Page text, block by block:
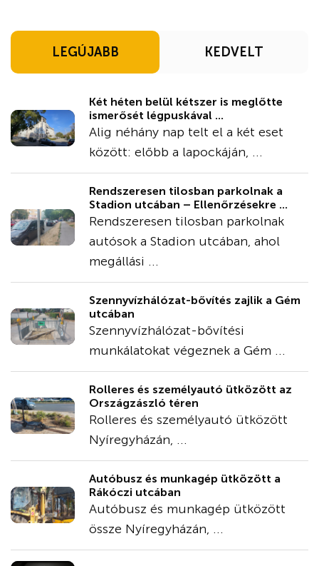
LEGÚJABB KEDVELT
Két héten belül kétszer is meglőtte
ismerősét légpuskával ...
Alig néhány nap telt el a két eset
között: előbb a lapockáján, ...
Rendszeresen tilosban parkolnak a
Stadion utcában – Ellenőrzésekre ...
Rendszeresen tilosban parkolnak
autósok a Stadion utcában, ahol
megállási ...
Szennyvízhálózat-bővítés zajlik a Gém
utcában
Szennyvízhálózat-bővítési
munkálatokat végeznek a Gém ...
Rolleres és személyautó ütközött az
Országzászló téren
Rolleres és személyautó ütközött
Nyíregyházán, ...
Autóbusz és munkagép ütközött a
Rákóczi utcában
Autóbusz és munkagép ütközött
össze Nyíregyházán, ...